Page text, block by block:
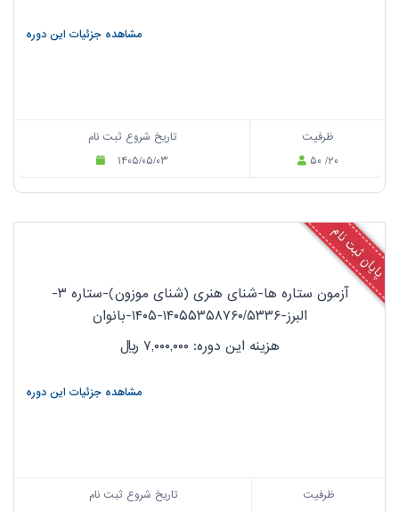
مشاهده جزئیات این دوره
تاریخ شروع ثبت نام
۱۴۰۵/۰۵/۰۳
ظرفیت
۵۰ /۲۰
پایان ثبت نام
آزمون ستاره ها-شنای هنری (شنای موزون)-ستاره ۳-
البرز-۱۴۰۵۵۳۵۸۷۶۰/۵۳۳۶-۱۴۰۵-بانوان
هزینه این دوره: ۷,۰۰۰,۰۰۰
ریال
مشاهده جزئیات این دوره
تاریخ شروع ثبت نام
ظرفیت